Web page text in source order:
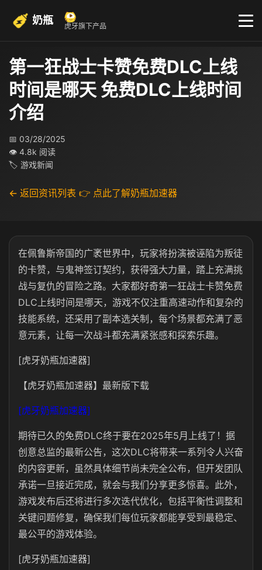
奶瓶 虎牙旗下产品
第一狂战士卡赞免费DLC上线
时间是哪天 免费DLC上线时间
介绍
📅 03/28/2025
👁 4.8k 阅读
🏷 游戏新闻
← 返回资讯列表 👉 点此了解奶瓶加速器
在佩鲁斯帝国的广袤世界中，玩家将扮演被诬陷为叛徒
的卡赞，与鬼神签订契约，获得强大力量，踏上充满挑
战与复仇的冒险之路。大家都好奇第一狂战士卡赞免费
DLC上线时间是哪天，游戏不仅注重高速动作和复杂的
技能系统，还采用了副本选关制，每个场景都充满了恶
意元素，让每一次战斗都充满紧张感和探索乐趣。
[虎牙奶瓶加速器]
【虎牙奶瓶加速器】最新版下载
[虎牙奶瓶加速器]
期待已久的免费DLC终于要在2025年5月上线了！据
创意总监的最新公告，这次DLC将带来一系列令人兴奋
的内容更新，虽然具体细节尚未完全公布，但开发团队
承诺一旦接近完成，就会与我们分享更多惊喜。此外，
游戏发布后还将进行多次迭代优化，包括平衡性调整和
关键问题修复，确保我们每位玩家都能享受到最稳定、
最公平的游戏体验。
[虎牙奶瓶加速器]